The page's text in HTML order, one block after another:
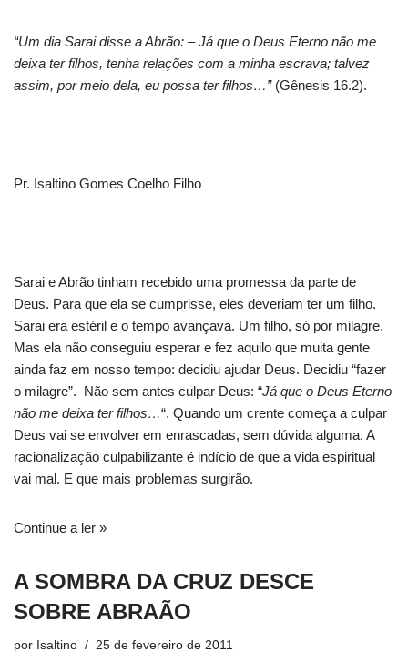
“Um dia Sarai disse a Abrão: – Já que o Deus Eterno não me
deixa ter filhos, tenha relações com a minha escrava; talvez
assim, por meio dela, eu possa ter filhos…”(Gênesis 16.2).
Pr. Isaltino Gomes Coelho Filho
Sarai e Abrão tinham recebido uma promessa da parte de
Deus. Para que ela se cumprisse, eles deveriam ter um filho.
Sarai era estéril e o tempo avançava. Um filho, só por milagre.
Mas ela não conseguiu esperar e fez aquilo que muita gente
ainda faz em nosso tempo: decidiu ajudar Deus. Decidiu “fazer
o milagre”. Não sem antes culpar Deus: “Já que o Deus Eterno
não me deixa ter filhos…“. Quando um crente começa a culpar
Deus vai se envolver em enrascadas, sem dúvida alguma. A
racionalização culpabilizante é indício de que a vida espiritual
vai mal. E que mais problemas surgirão.
Continue a ler »
A SOMBRA DA CRUZ DESCE
SOBRE ABRAÃO
por Isaltino 25 de fevereiro de 2011